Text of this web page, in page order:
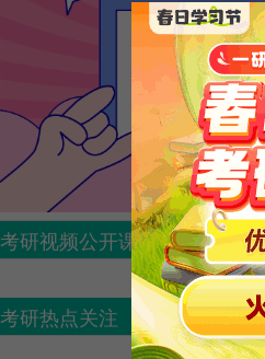
考研视频公开课
考研热点关注